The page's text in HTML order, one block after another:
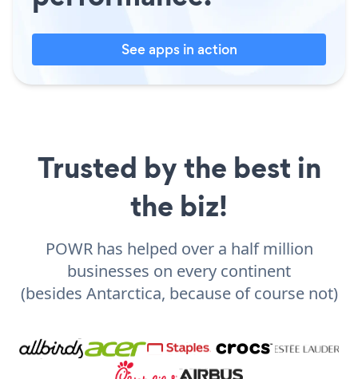
See apps in action
Trusted by the best in
the biz!
POWR has helped over a half million
businesses on every continent
(besides Antarctica, because of course not)